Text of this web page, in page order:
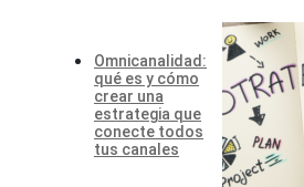
Omnicanalidad:
qué es y cómo
crear una
estrategia que
conecte todos
tus canales